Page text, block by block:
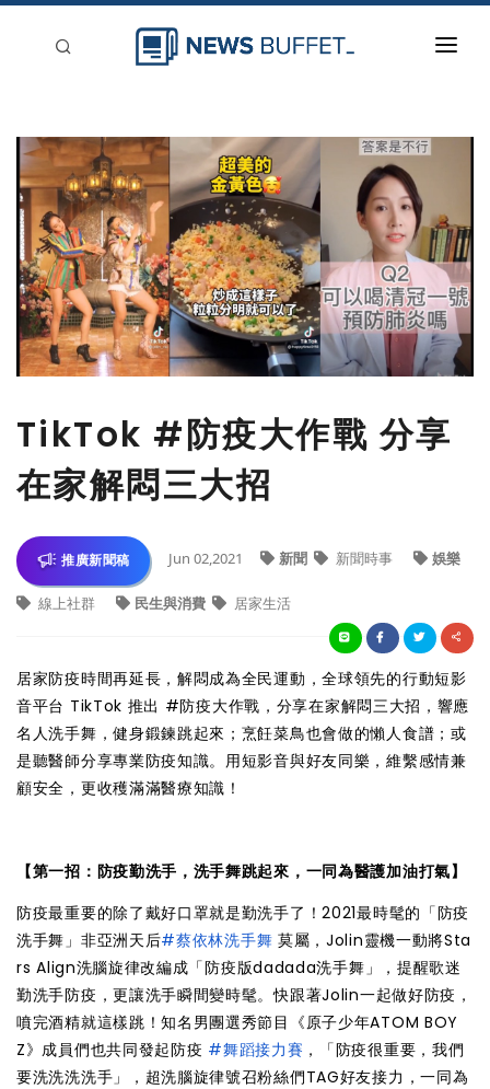
新聞稿分類
登入
刊登
TikTok #防疫大作戰 分享
在家解悶三大招
推廣新聞稿 Jun 02,2021 新聞 新聞時事 娛樂
線上社群 民生與消費 居家生活
居家防疫時間再延長，解悶成為全民運動，全球領先的行動短影
音平台 TikTok 推出 #防疫大作戰，分享在家解悶三大招，響應
名人洗手舞，健身鍛鍊跳起來；烹飪菜鳥也會做的懶人食譜；或
是聽醫師分享專業防疫知識。用短影音與好友同樂，維繫感情兼
顧安全，更收穫滿滿醫療知識！
【第一招：防疫勤洗手，洗手舞跳起來，一同為醫護加油打氣】
防疫最重要的除了戴好口罩就是勤洗手了！2021最時髦的「防疫
洗手舞」非亞洲天后#蔡依林洗手舞 莫屬，Jolin靈機一動將Sta
rs Align洗腦旋律改編成「防疫版dadada洗手舞」，提醒歌迷
勤洗手防疫，更讓洗手瞬間變時髦。快跟著Jolin一起做好防疫，
噴完酒精就這樣跳！知名男團選秀節目《原子少年ATOM BOY
Z》成員們也共同發起防疫 #舞蹈接力賽 ，「防疫很重要，我們
要洗洗洗洗手」，超洗腦旋律號召粉絲們TAG好友接力，一同為